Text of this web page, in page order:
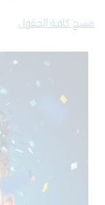
مسح كافة الحقول